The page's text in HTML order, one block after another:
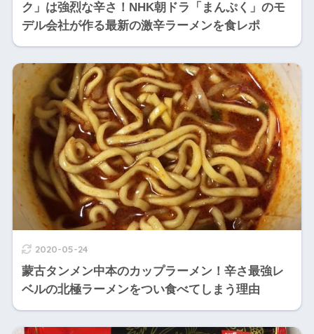
ク」は強烈な辛さ！NHK朝ドラ「まんぷく」のモ
デル会社が作る最新の激辛ラーメンを食レポ
2020-05-24
蒙古タンメン中本のカップラーメン！辛さ最強レ
ベルの北極ラーメンをつい食べてしまう理由